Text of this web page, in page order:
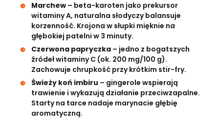
Marchew – beta-karoten jako prekursor
witaminy A, naturalna słodyczy balansuje
korzenność. Krojona w słupki mięknie na
głębokiej patelni w 3 minuty.
Czerwona papryczka – jedno z bogatszych
źródeł witaminy C (ok. 200 mg/100 g).
Zachowuje chrupkość przy krótkim stir-fry.
Świeży koń imbiru – gingerole wspierają
trawienie i wykazują działanie przeciwzapalne.
Starty na tarce nadaje marynacie głębię
aromatyczną.